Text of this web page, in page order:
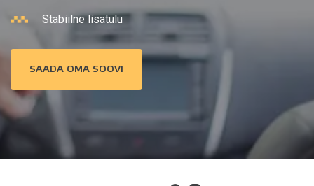
Stabiilne lisatulu
SAADA OMA SOOVI